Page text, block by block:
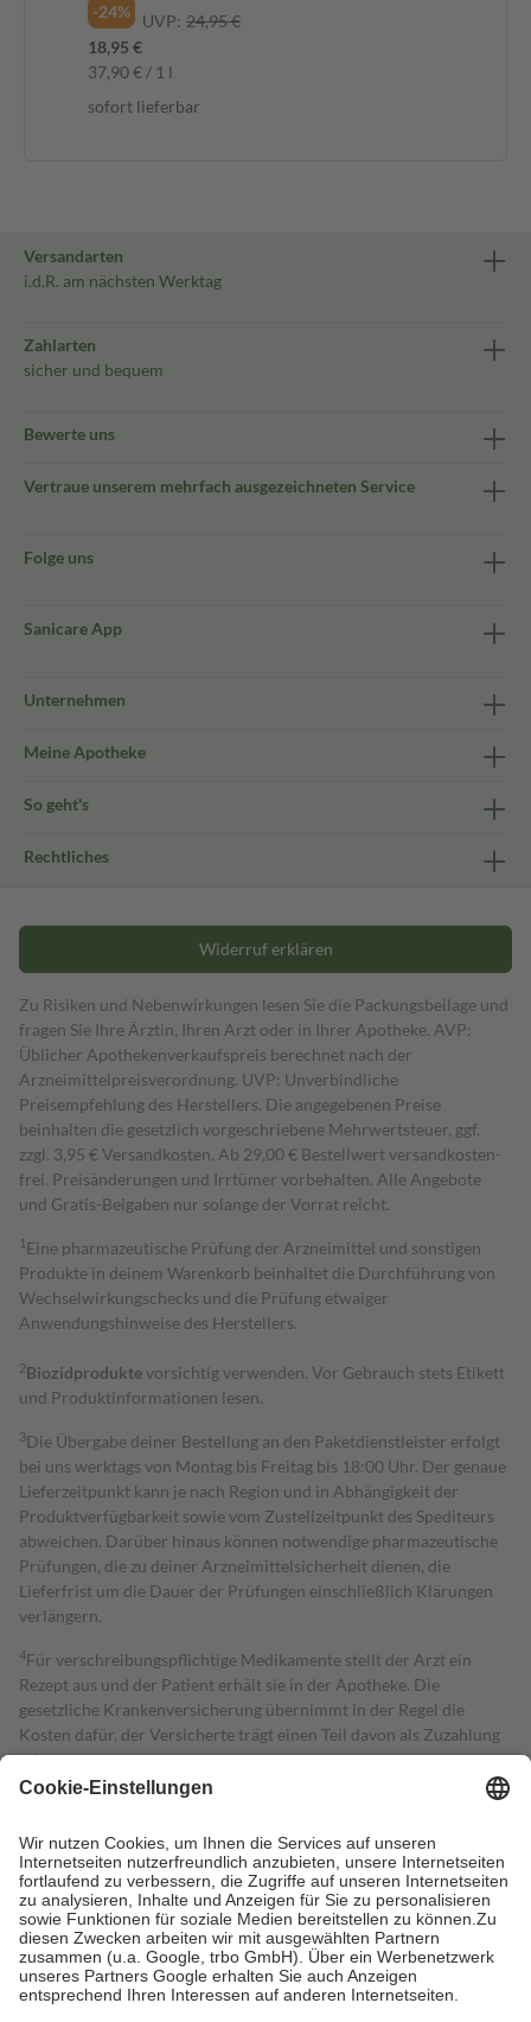
-24% UVP: 24,95 €
18,95 €
37,90 € / 1 l
sofort lieferbar
Versandarten
i.d.R. am nächsten Werktag
Zahlarten
sicher und bequem
Bewerte uns
Vertraue unserem mehrfach ausgezeichneten Service
Folge uns
Sanicare App
Unternehmen
Meine Apotheke
So geht's
Rechtliches
Widerruf erklären
Zu Risiken und Nebenwirkungen lesen Sie die Packungsbeilage und
fragen Sie Ihre Ärztin, Ihren Arzt oder in Ihrer Apotheke. AVP:
Üblicher Apothekenverkaufspreis berechnet nach der
Arzneimittelpreisverordnung. UVP: Unverbindliche
Preisempfehlung des Herstellers. Die angegebenen Preise
beinhalten die gesetzlich vorgeschriebene Mehrwertsteuer, ggf.
zzgl. 3,95 € Versandkosten. Ab 29,00 € Bestell­wert versand­kosten­
frei. Preisänderungen und Irrtümer vorbehalten. Alle Angebote
und Gratis-Beigaben nur solange der Vorrat reicht.
1 Eine pharmazeutische Prüfung der Arzneimittel und sonstigen
Produkte in deinem Warenkorb beinhaltet die Durchführung von
Wechselwirkungschecks und die Prüfung etwaiger
Anwendungshinweise des Herstellers.
2Biozidproduktevorsichtig verwenden. Vor Gebrauch stets Etikett
und Produktinformationen lesen.
3Die Übergabe deiner Bestellung an den Paketdienstleister erfolgt
bei uns werktags von Montag bis Freitag bis 18:00 Uhr. Der genaue
Lieferzeitpunkt kann je nach Region und in Abhängigkeit der
Produktverfügbarkeit sowie vom Zustellzeitpunkt des Spediteurs
abweichen. Darüber hinaus können notwendige pharmazeutische
Prüfungen, die zu deiner Arzneimittelsicherheit dienen, die
Lieferfrist um die Dauer der Prüfungen einschließlich Klärungen
verlängern.
4Für verschreibungspflichtige Medikamente stellt der Arzt ein
Rezept aus und der Patient erhält sie in der Apotheke. Die
gesetzliche Krankenversicherung übernimmt in der Regel die
Kosten dafür, der Versicherte trägt einen Teil davon als Zuzahlung
mit.
Grundsätzlich leisten Mitglieder Zuzahlungen in Höhe von zehn
höchstens zehn Euro.
Es sind jedoch nie mehr als die tatsächlichen
Kosten der Leistung zu entrichten.
Diese Regeln gelten grundsätzlich auch für Online-Apotheken.
Bei Heilmitteln und häuslicher Krankenpflege beträgt die
Zuzahlung zehn Prozent der Kosten sowie zehn Euro je
Verordnung.
Um das Engagement der Versicherten für ihre eigene Gesundheit zu
stärken und die besondere Stellung der Familie zu unterstützen,